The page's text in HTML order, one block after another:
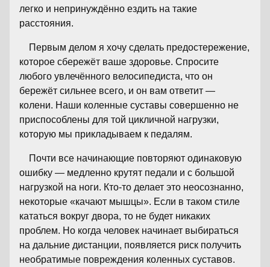
легко и непринуждённо ездить на такие
расстояния.
Первым делом я хочу сделать предостережение,
которое сбережёт ваше здоровье. Спросите
любого увлечённого велосипедиста, что он
бережёт сильнее всего, и он вам ответит —
колени. Наши коленные суставы совершенно не
приспособлены для той цикличной нагрузки,
которую мы прикладываем к педалям.
Почти все начинающие повторяют одинаковую
ошибку — медленно крутят педали и с большой
нагрузкой на ноги. Кто-то делает это неосознанно,
некоторые «качают мышцы». Если в таком стиле
кататься вокруг двора, то не будет никаких
проблем. Но когда человек начинает выбираться
на дальние дистанции, появляется риск получить
необратимые повреждения коленных суставов.